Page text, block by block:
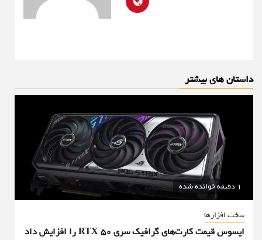
داستان های بیشتر
1 دقیقه خوانده شده
سخت افزارها
ایسوس قیمت کارت‌های گرافیک سری RTX 50 را افزایش داد